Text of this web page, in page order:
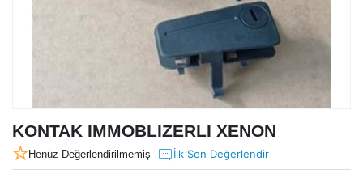
KONTAK IMMOBLIZERLI XENON
Henüz Değerlendirilmemiş İlk Sen Değerlendir